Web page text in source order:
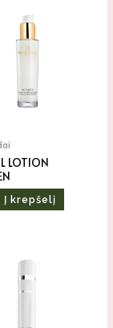
LOTION
Į krepšelį